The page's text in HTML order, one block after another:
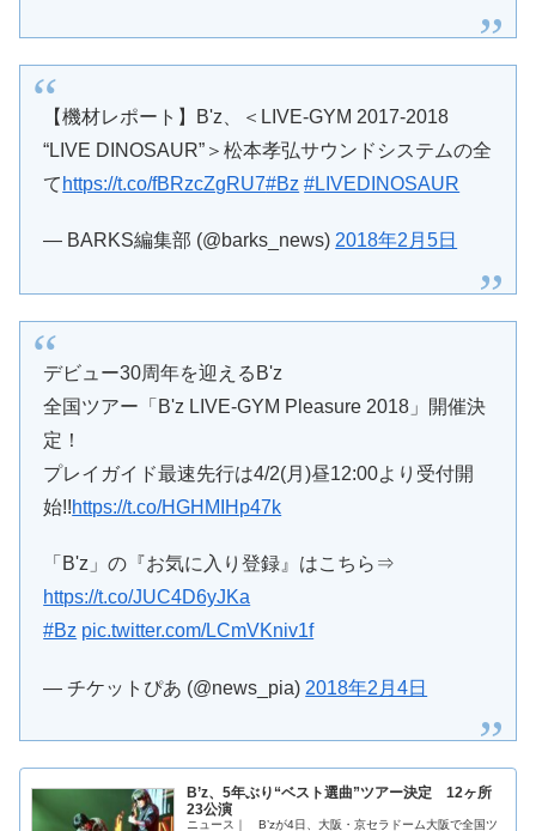
【機材レポート】B'z、＜LIVE-GYM 2017-2018
“LIVE DINOSAUR”＞松本孝弘サウンドシステムの全
て https://t.co/fBRzcZgRU7#Bz #LIVEDINOSAUR
— BARKS編集部 (@barks_news)2018年2月5日
デビュー30周年を迎えるB'z
全国ツアー「B'z LIVE-GYM Pleasure 2018」開催決
定！
プレイガイド最速先行は4/2(月)昼12:00より受付開
始!!https://t.co/HGHMIHp47k
「B'z」の『お気に入り登録』はこちら⇒
https://t.co/JUC4D6yJKa
#Bz pic.twitter.com/LCmVKniv1f
— チケットぴあ (@news_pia) 2018年2月4日
B’z、5年ぶり“ベスト選曲”ツアー決定 12ヶ所
23公演
ニュース｜ B’zが4日、大阪・京セラドーム大阪で全国ツ